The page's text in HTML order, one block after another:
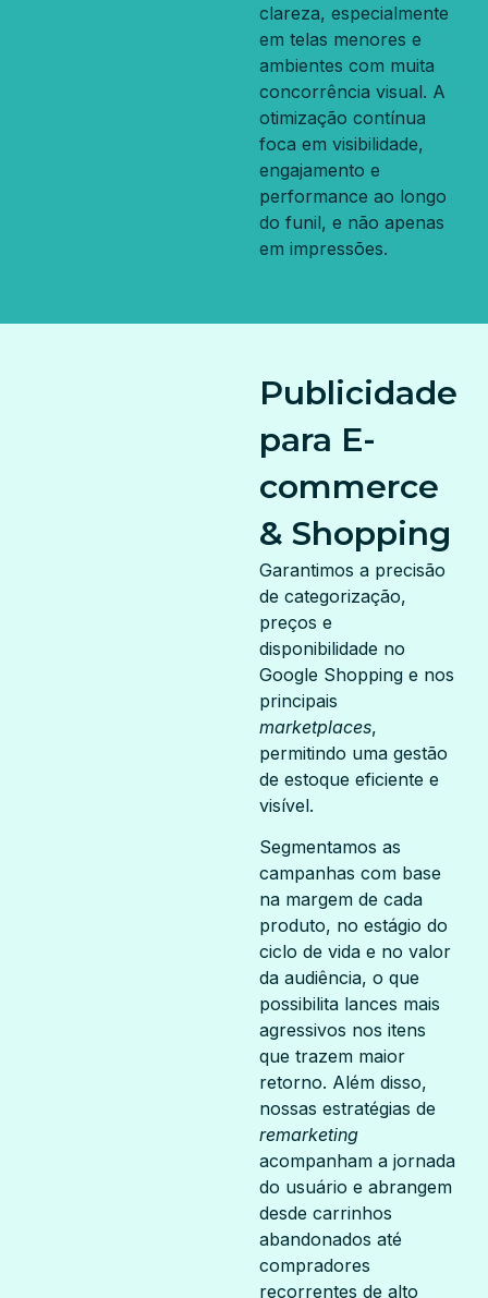
clareza, especialmente
em telas menores e
ambientes com muita
concorrência visual. A
otimização contínua
foca em visibilidade,
engajamento e
performance ao longo
do funil, e não apenas
em impressões.
Publicidade
para E-
commerce
& Shopping
Garantimos a precisão
de categorização,
preços e
disponibilidade no
Google Shopping e nos
principais
marketplaces,
permitindo uma gestão
de estoque eficiente e
visível.
Segmentamos as
campanhas com base
na margem de cada
produto, no estágio do
ciclo de vida e no valor
da audiência, o que
possibilita lances mais
agressivos nos itens
que trazem maior
retorno. Além disso,
nossas estratégias de
remarketing
acompanham a jornada
do usuário e abrangem
desde carrinhos
abandonados até
compradores
recorrentes de alto